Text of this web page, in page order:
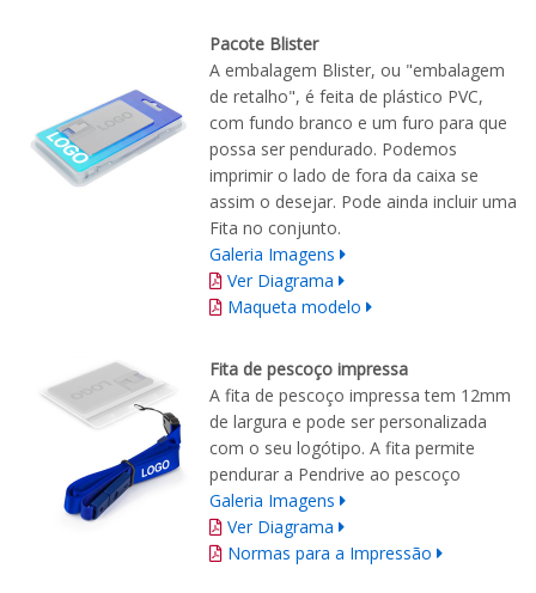
Pacote Blister
A embalagem Blister, ou "embalagem
de retalho", é feita de plástico PVC,
com fundo branco e um furo para que
possa ser pendurado. Podemos
imprimir o lado de fora da caixa se
assim o desejar. Pode ainda incluir uma
Fita no conjunto.
Galeria Imagens
Ver Diagrama
Maqueta modelo
Fita de pescoço impressa
A fita de pescoço impressa tem 12mm
de largura e pode ser personalizada
com o seu logótipo. A fita permite
pendurar a Pendrive ao pescoço
Galeria Imagens
Ver Diagrama
Normas para a Impressão